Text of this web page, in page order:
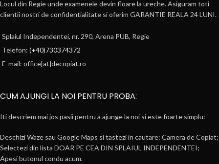
Locul din Regie unde examenele devin floare la ureche. Asiguram toti
clientii nostri de confidentialitate si oferim GARANTIE REALA 24 LUNI.
Splaiul Independentei, nr. 290, Arena PUB, Regie
Telefon: (+40)730374372
E-mail: office[at]decopiat.ro
CUM AJUNGI LA NOI PENTRU PROBA:
Iti descriem mai jos pasii pentru a ajunge la noi si este foarte simplu:
Deschizi Waze sau Google Maps si tastezi in cautare: Camera de Copiat;
Selectezi din lista DOAR PE CEA DIN SPLAIUL INDEPENDENTEI;
Apesi butonul condu acum.